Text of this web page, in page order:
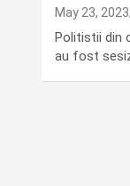
May 23, 2023
Politistii din
au fost